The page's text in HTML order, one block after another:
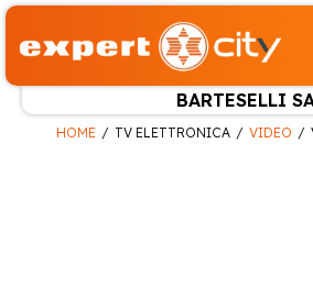
BARTESELLI
HOME TV ELETTRONICA VIDEO